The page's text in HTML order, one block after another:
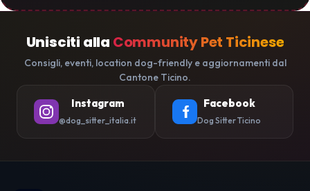
Unisciti alla Community Pet Ticinese
Consigli, eventi, location dog-friendly e aggiornamenti dal
Cantone Ticino.
Instagram
@dog_sitter_italia.it
Facebook
Dog Sitter Ticino